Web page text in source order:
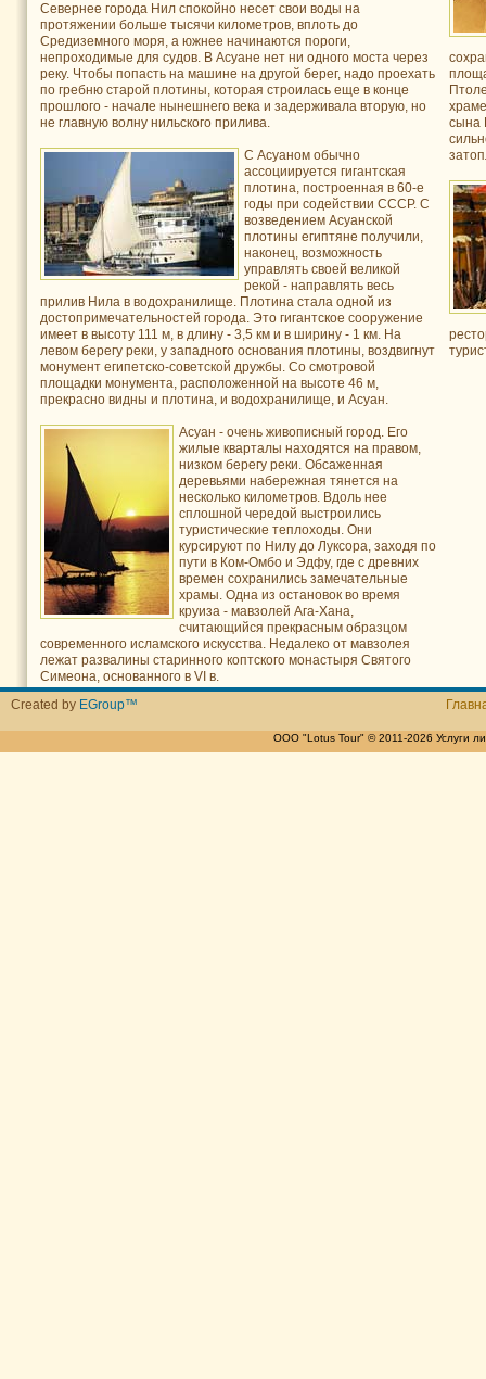
Севернее города Нил спокойно несет свои воды на
протяжении больше тысячи километров, вплоть до
Средиземного моря, а южнее начинаются пороги,
непроходимые для судов. В Асуане нет ни одного моста через
реку. Чтобы попасть на машине на другой берег, надо проехать
по гребню старой плотины, которая строилась еще в конце
прошлого - начале нынешнего века и задерживала вторую, но
не главную волну нильского прилива.
С Асуаном обычно
ассоциируется гигантская
плотина, построенная в 60-е
годы при содействии СССР. С
возведением Асуанской
плотины египтяне получили,
наконец, возможность
управлять своей великой
рекой - направлять весь
прилив Нила в водохранилище. Плотина стала одной из
достопримечательностей города. Это гигантское сооружение
имеет в высоту 111 м, в длину - 3,5 км и в ширину - 1 км. На
левом берегу реки, у западного основания плотины, воздвигнут
монумент египетско-советской дружбы. Со смотровой
площадки монумента, расположенной на высоте 46 м,
прекрасно видны и плотина, и водохранилище, и Асуан.
Асуан - очень живописный город. Его
жилые кварталы находятся на правом,
низком берегу реки. Обсаженная
деревьями набережная тянется на
несколько километров. Вдоль нее
сплошной чередой выстроились
туристические теплоходы. Они
курсируют по Нилу до Луксора, заходя по
пути в Ком-Омбо и Эдфу, где с древних
времен сохранились замечательные
храмы. Одна из остановок во время
круиза - мавзолей Ага-Хана,
считающийся прекрасным образцом
современного исламского искусства. Недалеко от мавзолея
лежат развалины старинного коптского монастыря Святого
Симеона, основанного в VI в.
сына
Created by EGroup™
ООО "Lotus Tour" © 2011-2026 Услуги